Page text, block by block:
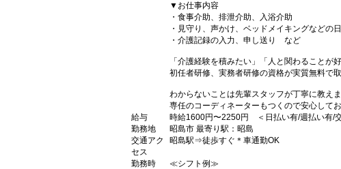
▼お仕事内容
・食事介助、排泄介助、入浴介助
・見守り、声かけ、ベッドメイキングなどの
・介護記録の入力、申し送り など
「介護経験を積みたい」「人と関わることが
初任者研修、実務者研修の資格が実質無料で取
わからないことは先輩スタッフが丁寧に教え
専任のコーディネーターもつくので安心して
給与
時給1600円〜2250円 ＜日払い有/週払い有/
勤務地
昭島市 最寄り駅：昭島
交通アク
セス
昭島駅⇒徒歩すぐ＊車通勤OK
勤務時
≪シフト例≫